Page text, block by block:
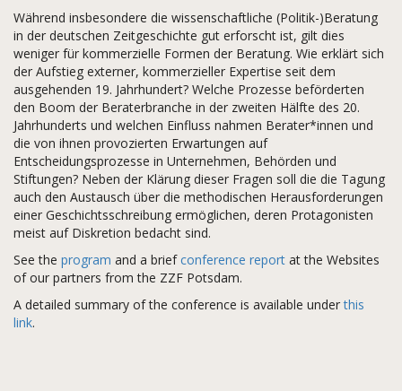
Während insbesondere die wissenschaftliche (Politik-)Beratung
in der deutschen Zeitgeschichte gut erforscht ist, gilt dies
weniger für kommerzielle Formen der Beratung. Wie erklärt sich
der Aufstieg externer, kommerzieller Expertise seit dem
ausgehenden 19. Jahrhundert? Welche Prozesse beförderten
den Boom der Beraterbranche in der zweiten Hälfte des 20.
Jahrhunderts und welchen Einfluss nahmen Berater*innen und
die von ihnen provozierten Erwartungen auf
Entscheidungsprozesse in Unternehmen, Behörden und
Stiftungen? Neben der Klärung dieser Fragen soll die die Tagung
auch den Austausch über die methodischen Herausforderungen
einer Geschichtsschreibung ermöglichen, deren Protagonisten
meist auf Diskretion bedacht sind.
See the program and a briefconference report at the Websites
of our partners from the ZZF Potsdam.
A detailed summary of the conference is available underthis
link.